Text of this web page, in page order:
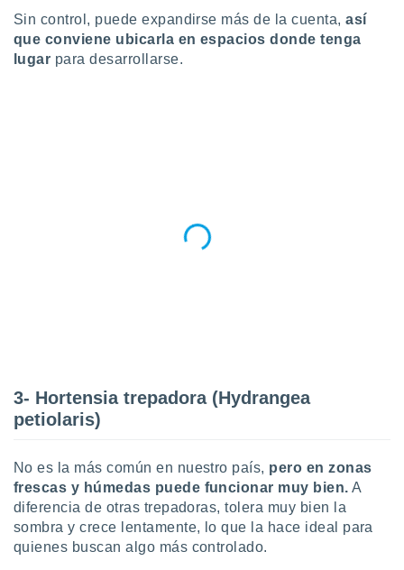
de
de
1199
Sin control, puede expandirse más de la cuenta,así
que conviene ubicarla en espacios donde tenga
lugar para desarrollarse.
3- Hortensia trepadora (Hydrangea
petiolaris)
No es la más común en nuestro país, pero en zonas
frescas y húmedas puede funcionar muy bien. A
diferencia de otras trepadoras, tolera muy bien la
sombra y crece lentamente, lo que la hace ideal para
quienes buscan algo más controlado.